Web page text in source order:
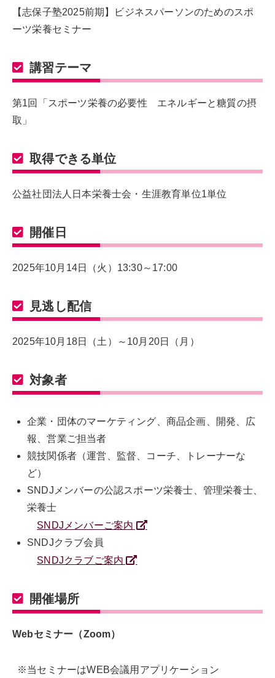
【志保子塾2025前期】ビジネスパーソンのためのスポ
ーツ栄養セミナー
講習テーマ
第1回「スポーツ栄養の必要性 エネルギーと糖質の摂
取」
取得できる単位
公益社団法人日本栄養士会・生涯教育単位1単位
開催日
2025年10月14日（火）13:30～17:00
見逃し配信
2025年10月18日（土）～10月20日（月）
対象者
企業・団体のマーケティング、商品企画、開発、広
報、営業ご担当者
競技関係者（運営、監督、コーチ、トレーナーな
ど）
SNDJメンバーの公認スポーツ栄養士、管理栄養士、
栄養士
SNDJメンバーご案内
SNDJクラブ会員
SNDJクラブご案内
開催場所
Webセミナー（Zoom）
※当セミナーはWEB会議用アプリケーション